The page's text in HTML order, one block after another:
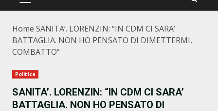
PRIMÄRES
Home SANITA’. LORENZIN: “IN CDM CI SARA’
BATTAGLIA. NON HO PENSATO DI DIMETTERMI,
COMBATTO”
Politica
SANITA’. LORENZIN: “IN CDM CI SARA’
BATTAGLIA. NON HO PENSATO DI